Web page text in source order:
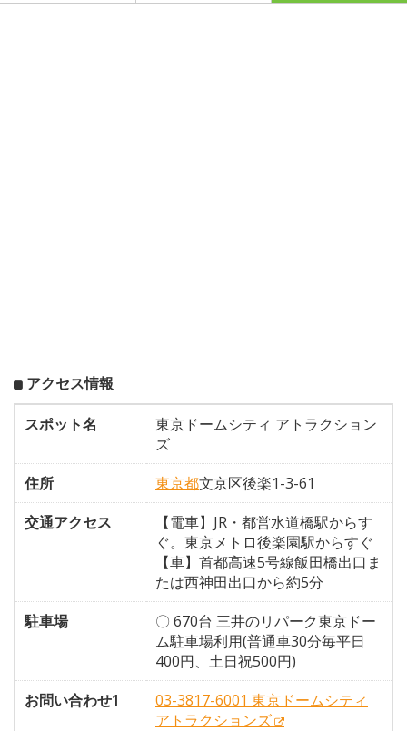
アクセス情報
スポット名
東京ドームシティ アトラクション
ズ
住所
東京都文京区後楽1-3-61
交通アクセス
【電車】JR・都営水道橋駅からす
ぐ。東京メトロ後楽園駅からすぐ
【車】首都高速5号線飯田橋出口ま
たは西神田出口から約5分
駐車場
〇 670台 三井のリパーク東京ドー
ム駐車場利用(普通車30分毎平日
400円、土日祝500円)
お問い合わせ1
03-3817-6001 東京ドームシティ
アトラクションズ